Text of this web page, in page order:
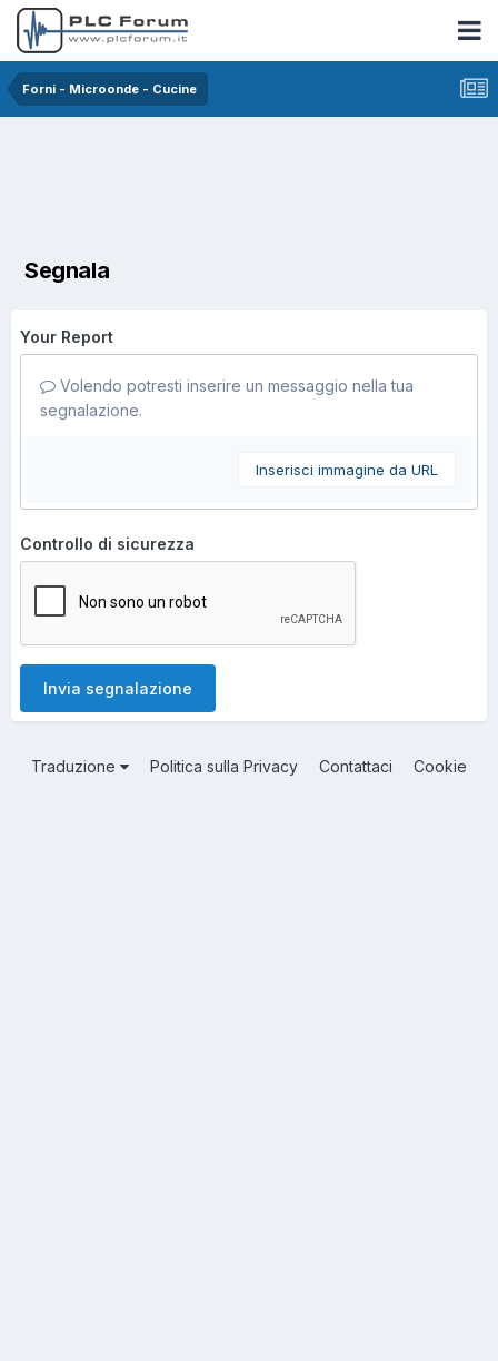
Forni - Microonde - Cucine
Segnala
Your Report
Volendo potresti inserire un messaggio nella tua
segnalazione.
Inserisci immagine da URL
Controllo di sicurezza
Invia segnalazione
Traduzione Politica sulla Privacy Contattaci Cookie